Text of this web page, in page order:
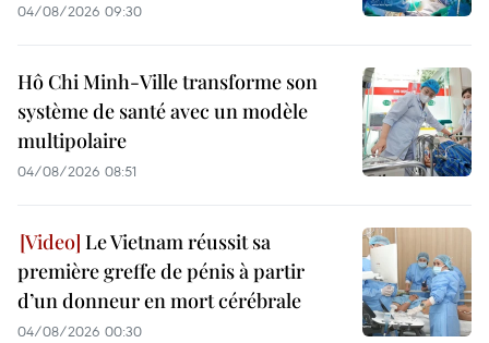
04/08/2026 09:30
Hô Chi Minh-Ville transforme son
système de santé avec un modèle
multipolaire
04/08/2026 08:51
Le Vietnam réussit sa
première greffe de pénis à partir
d’un donneur en mort cérébrale
04/08/2026 00:30